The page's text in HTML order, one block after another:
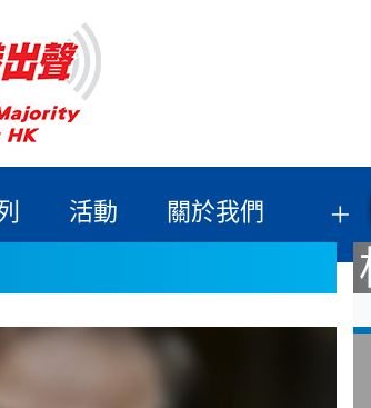
活動 關於我們 我